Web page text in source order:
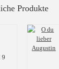
Produkte
9